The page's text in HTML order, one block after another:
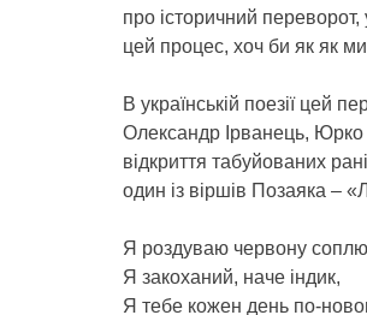
про історичний
цей процес, хоч би як як
В українській поезії цей
Олександр Ірванець, Юрко
відкриття табуйованих
один із віршів Позаяка –
Я роздуваю червону
Я закоханий, наче індик,
Я тебе кожен день по-